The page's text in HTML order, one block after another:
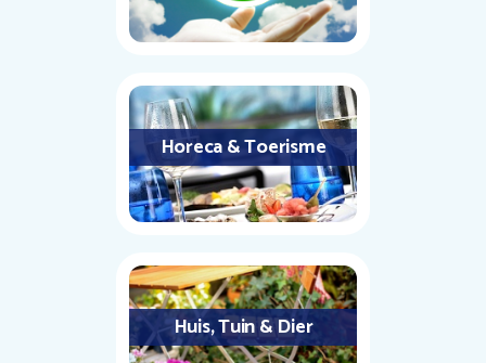
Horeca & Toerisme
Huis, Tuin & Dier